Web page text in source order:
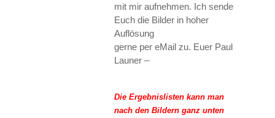
mit mir aufnehmen. Ich sende
Euch die Bilder in hoher
Auflösung
gerne per eMail zu. Euer Paul
Launer –
Die Ergebnislisten kann man
nach den Bildern ganz unten